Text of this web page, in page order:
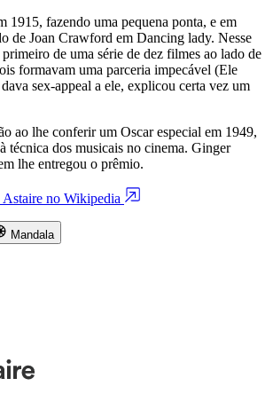
1915, fazendo uma pequena ponta, e em
de Joan Crawford em Dancing lady. Nesse
de uma série de dez filmes ao lado de
formavam uma parceria impecável (Ele
sex-appeal a ele, explicou certa vez um
ao lhe conferir um Oscar especial em 1949,
técnica dos musicais no cinema. Ginger
lhe entregou o prêmio.
no Wikipedia
Mandala